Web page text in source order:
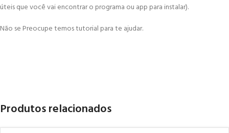
úteis que você vai encontrar o programa ou app para instalar).
Não se Preocupe temos tutorial para te ajudar.
Produtos relacionados